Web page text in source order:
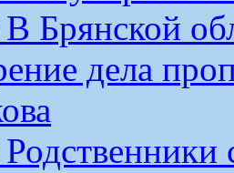
Брянской
дела